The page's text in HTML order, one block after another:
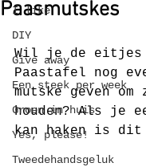
I like
DIY
Give away
Een steek per week
Groen in huis
Yes, please!
Tweedehandsgeluk
Paasmutskes
Wil je de eitjes
Paastafel nog
mutske geven om
houden? Als je
kan haken is